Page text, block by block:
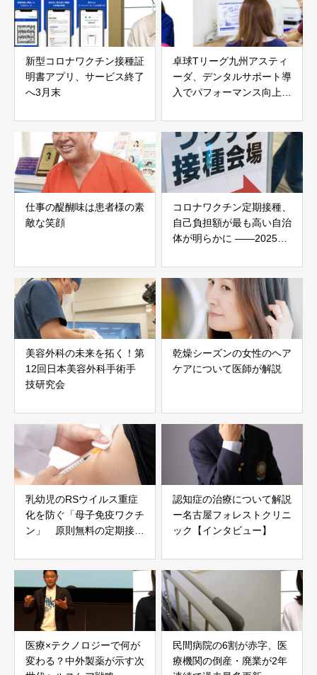
新型コロナワクチン接種証
明書アプリ、サービス終了
へ3月末
卓球Tリーグ九州アスティ
ーダ、デンタルサポート導
入でパフォーマンス向上
ント
仕事の醍醐味は患者様の素
敵な笑顔
コロナワクチン定期接種、
自己負担額が最も高い自治
体が明らかに ——2025年
種、認知率3割以下に急落
美容外科の未来を拓く！第
12回日本美容外科手術手
技研究会
乾燥シーズンの女性のヘア
ケアについて医師が解説
乳幼児のRSウイルス重症
化を防ぐ「母子免疫ワクチ
ン」 原則無料の定期接種
期待と課題
認知症の治療について解説
ー名古屋フォレストクリニ
ック【インタビュー】
医療×テクノロジーで何が
変わる？中外製薬が示す次
民間病院の6割が赤字、医
療機関の倒産・廃業が2年